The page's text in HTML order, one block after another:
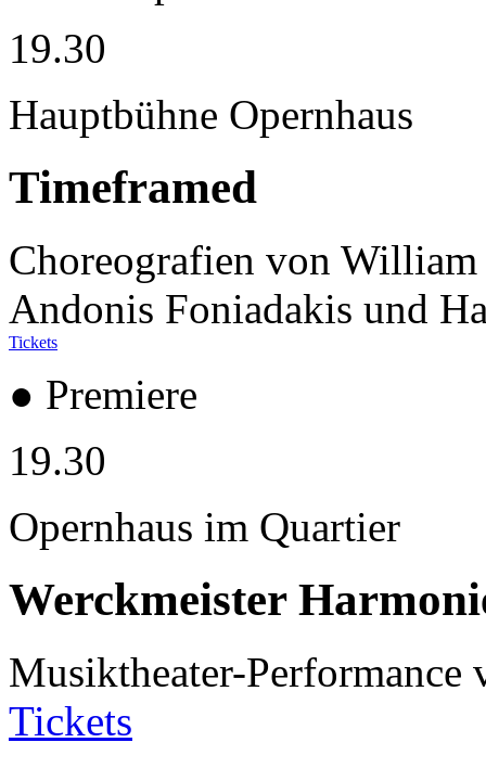
19.30
Hauptbühne Opernhaus
Timeframed
Choreografien von William
Andonis Foniadakis und
Tickets
● Premiere
19.30
Opernhaus im Quartier
Werckmeister
Musiktheater-Performance
Tickets